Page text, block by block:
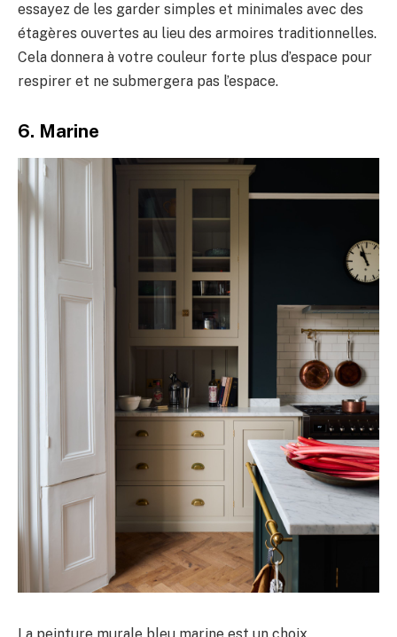
essayez de les garder simples et minimales avec des
étagères ouvertes au lieu des armoires traditionnelles.
Cela donnera à votre couleur forte plus d’espace pour
respirer et ne submergera pas l’espace.
6. Marine
La peinture murale bleu marine est un choix